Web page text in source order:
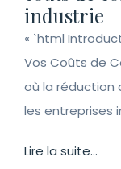
industrie
« `html
Vos Coûts de
où la réduction
les entreprises
Lire la suite...